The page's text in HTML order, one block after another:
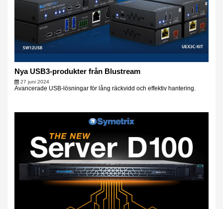
Nya USB3-produkter från Blustream
27 juni 2024
Avancerade USB-lösningar för lång räckvidd och effektiv hantering.